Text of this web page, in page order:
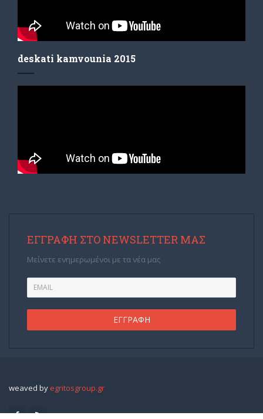
deskati kamvounia 2015
ΕΓΓΡΑΦΉ ΣΤΟ NEWSLETTER ΜΑΣ
Μείνετε ενημερωμένοι με τα νέα μας
weaved by egritosgroup.gr